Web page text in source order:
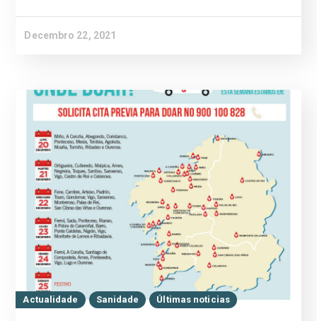
Decembro 22, 2021
Actualidade Sanidade Últimas noticias